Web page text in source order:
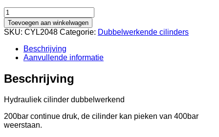
Dubbelwerkende
cilinder
hydraulisch
1219,2mm
aantal
Toevoegen aan winkelwagen
SKU: CYL2048 Categorie: Dubbelwerkende cilinders
Beschrijving
Aanvullende informatie
Beschrijving
Hydrauliek cilinder dubbelwerkend
200bar continue druk, de cilinder kan pieken van 400bar
weerstaan.